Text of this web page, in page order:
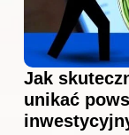
Jak
unikać